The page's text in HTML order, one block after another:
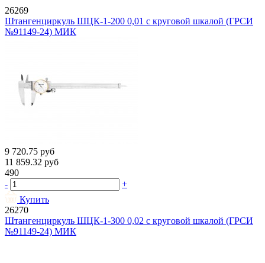
26269
Штангенциркуль ШЦК-1-200 0,01 с круговой шкалой (ГРСИ
№91149-24) МИК
9 720.75 руб
11 859.32 руб
490
-
+
Купить
26270
Штангенциркуль ШЦК-1-300 0,02 с круговой шкалой (ГРСИ
№91149-24) МИК